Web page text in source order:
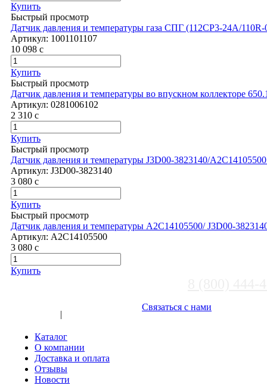
Купить
Быстрый просмотр
Датчик давления и температуры газа СПГ (112CP3-24A/
Артикул: 1001101107
10 098 c
Купить
Быстрый просмотр
Датчик давления и температуры во впускном коллекторе
Артикул: 0281006102
2 310 c
Купить
Быстрый просмотр
Датчик давления и температуры J3D00-3823140/
Артикул: J3D00-3823140
3 080 c
Купить
Быстрый просмотр
Датчик давления и температуры A2C14105500/ J3D00-
Артикул: A2C14105500
3 080 c
Купить
|
Связаться с нами
Каталог
О компании
Доставка и оплата
Отзывы
Новости